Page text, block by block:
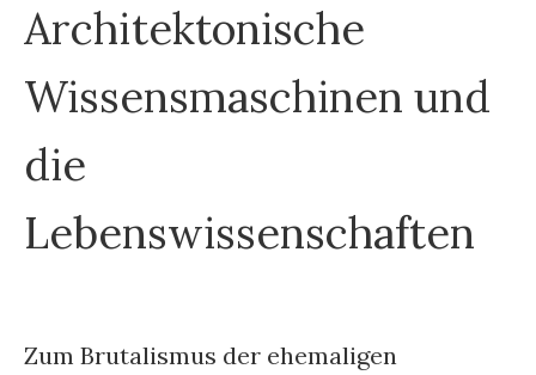
Architektonische
Wissensmaschinen und
die
Lebenswissenschaften
Zum Brutalismus der ehemaligen